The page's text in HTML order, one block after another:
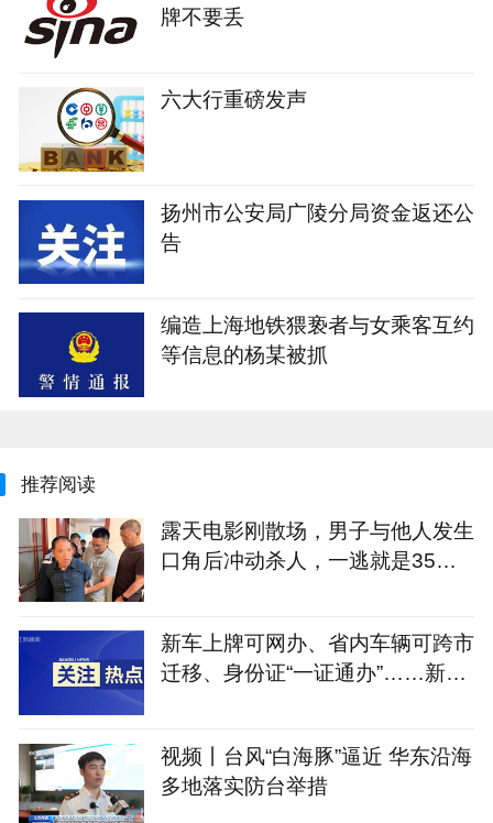
牌不要丢
六大行重磅发声
扬州市公安局广陵分局资金返还公
告
编造上海地铁猥亵者与女乘客互约
等信息的杨某被抓
推荐阅读
露天电影刚散场，男子与他人发生
口角后冲动杀人，一逃就是35
新车上牌可网办、省内车辆可跨市
迁移、身份证“一证通办”……新修
视频丨台风“白海豚”逼近 华东沿海
多地落实防台举措